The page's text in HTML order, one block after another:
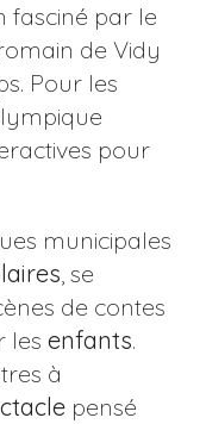
par le
de Vidy
Pour les
pour
municipales
, se
de contes
les enfants.
à
pensé